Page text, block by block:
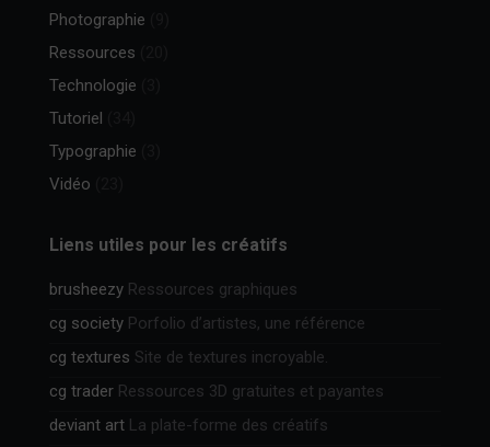
Photographie
Ressources
Technologie
Tutoriel
Typographie
Vidéo
Liens utiles pour les créatifs
brusheezy Ressources graphiques
cg society Porfolio d’artistes, une référence
cg textures Site de textures incroyable.
cg trader Ressources 3D gratuites et payantes
deviant art La plate-forme des créatifs